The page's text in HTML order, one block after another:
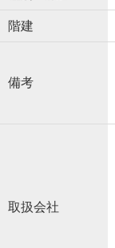
階建
備考
取扱会社